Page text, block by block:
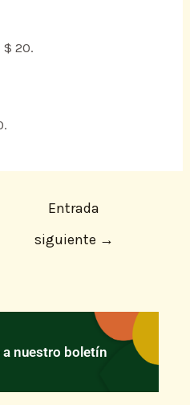
20.
Entrada
siguiente →
nuestro boletín